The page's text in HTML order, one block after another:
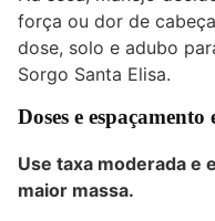
força ou dor de
dose, solo e adubo
Sorgo Santa Elisa.
Doses e espaçamento
Use taxa moderada e
maior massa.